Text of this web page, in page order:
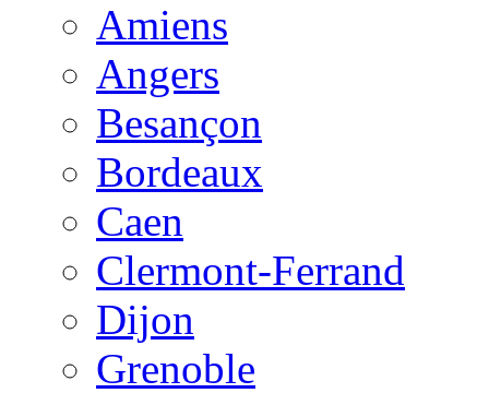
Amiens
Angers
Besançon
Bordeaux
Caen
Clermont-Ferrand
Dijon
Grenoble